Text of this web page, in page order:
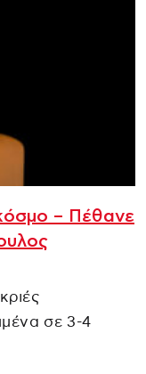
– Πέθανε
σε 3-4